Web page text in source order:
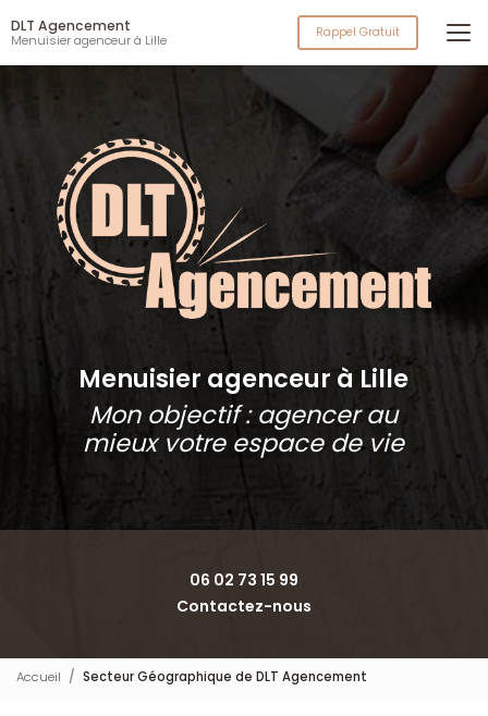
au
contenu
principal
DLT Agencement
Menuisier agenceur à Lille Rappel Gratuit
Menuisier agenceur à Lille
Mon objectif : agencer au
mieux votre espace de vie
06 02 73 15 99
Contactez-nous
Accueil Secteur Géographique de DLT Agencement